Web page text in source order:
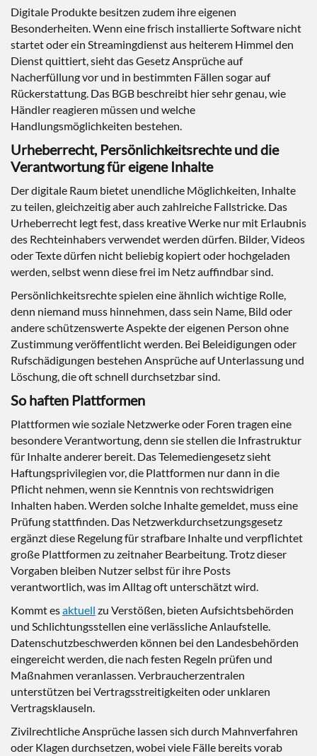
Digitale Produkte besitzen zudem ihre eigenen
Besonderheiten. Wenn eine frisch installierte Software nicht
startet oder ein Streamingdienst aus heiterem Himmel den
Dienst quittiert, sieht das Gesetz Ansprüche auf
Nacherfüllung vor und in bestimmten Fällen sogar auf
Rückerstattung. Das BGB beschreibt hier sehr genau, wie
Händler reagieren müssen und welche
Handlungsmöglichkeiten bestehen.
Urheberrecht, Persönlichkeitsrechte und die
Verantwortung für eigene Inhalte
Der digitale Raum bietet unendliche Möglichkeiten, Inhalte
zu teilen, gleichzeitig aber auch zahlreiche Fallstricke. Das
Urheberrecht legt fest, dass kreative Werke nur mit Erlaubnis
des Rechteinhabers verwendet werden dürfen. Bilder, Videos
oder Texte dürfen nicht beliebig kopiert oder hochgeladen
werden, selbst wenn diese frei im Netz auffindbar sind.
Persönlichkeitsrechte spielen eine ähnlich wichtige Rolle,
denn niemand muss hinnehmen, dass sein Name, Bild oder
andere schützenswerte Aspekte der eigenen Person ohne
Zustimmung veröffentlicht werden. Bei Beleidigungen oder
Rufschädigungen bestehen Ansprüche auf Unterlassung und
Löschung, die oft schnell durchsetzbar sind.
So haften Plattformen
Plattformen wie soziale Netzwerke oder Foren tragen eine
besondere Verantwortung, denn sie stellen die Infrastruktur
für Inhalte anderer bereit. Das Telemediengesetz sieht
Haftungsprivilegien vor, die Plattformen nur dann in die
Pflicht nehmen, wenn sie Kenntnis von rechtswidrigen
Inhalten haben. Werden solche Inhalte gemeldet, muss eine
Prüfung stattfinden. Das Netzwerkdurchsetzungsgesetz
ergänzt diese Regelung für strafbare Inhalte und verpflichtet
große Plattformen zu zeitnaher Bearbeitung. Trotz dieser
Vorgaben bleiben Nutzer selbst für ihre Posts
verantwortlich, was im Alltag oft unterschätzt wird.
Kommt esaktuell zu Verstößen, bieten Aufsichtsbehörden
und Schlichtungsstellen eine verlässliche Anlaufstelle.
Datenschutzbeschwerden können bei den Landesbehörden
eingereicht werden, die nach festen Regeln prüfen und
Maßnahmen veranlassen. Verbraucherzentralen
unterstützen bei Vertragsstreitigkeiten oder unklaren
Vertragsklauseln.
Zivilrechtliche Ansprüche lassen sich durch Mahnverfahren
oder Klagen durchsetzen, wobei viele Fälle bereits vorab